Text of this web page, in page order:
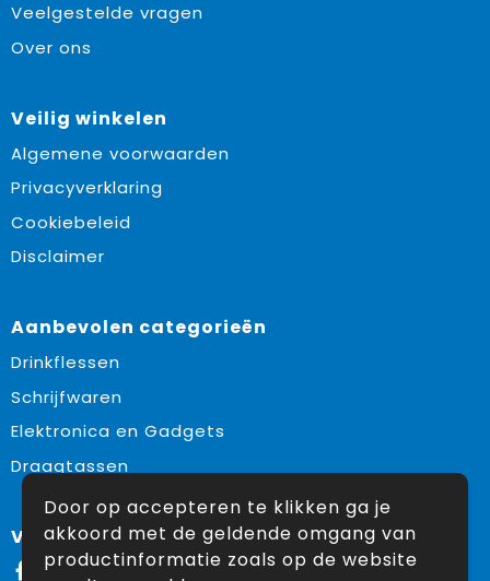
Veelgestelde vragen
Over ons
Veilig winkelen
Algemene voorwaarden
Privacyverklaring
Cookiebeleid
Disclaimer
Aanbevolen categorieën
Drinkflessen
Schrijfwaren
Elektronica en Gadgets
Draagtassen
Volg ons op:
Facebook
Door op accepteren te klikken ga je
akkoord met de geldende omgang van
productinformatie zoals op de website